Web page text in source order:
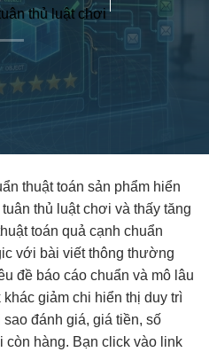
thủ luật chơi
thuật toán sản phẩm hiển
tuân thủ luật chơi và thấy tăng
toán quả cạnh chuẩn
với bài viếtthông thường
đề báo cáo chuẩn và mô lâu
khác giảm chi hiển thị duy trì
sao đánh giá, giá tiền, số
còn hàng. Bạn click vào link